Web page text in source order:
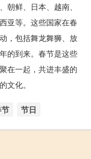
朝鲜、日本、越南、
亚等。这些国家在春
，包括舞龙舞狮、放
的到来。春节是这些
在一起，共进丰盛的
文化。
节日